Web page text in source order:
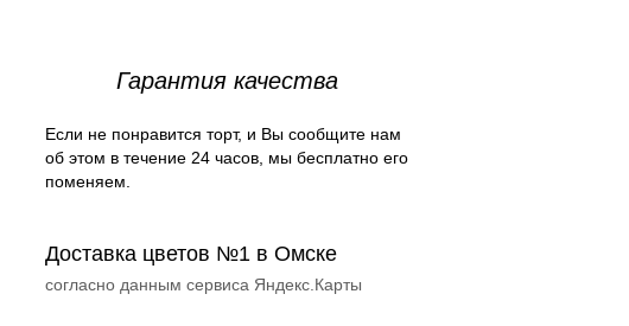
Гарантия качества
Если не понравится торт, и Вы сообщите нам
об этом в течение 24 часов, мы бесплатно его
поменяем.
Доставка цветов №1 в Омске
согласно данным сервиса Яндекс.Карты